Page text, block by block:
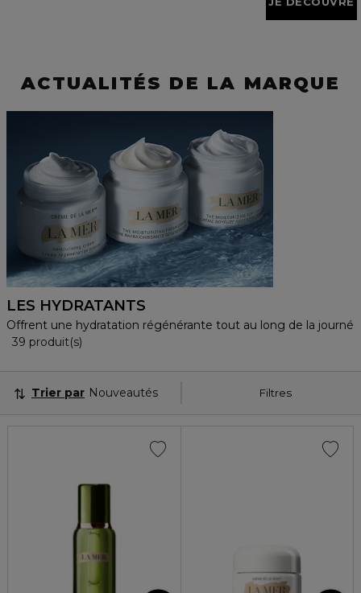
ACTUALITÉS DE LA MARQUE
LES HYDRATANTS
Offrent une hydratation régénérante tout au long de la
39 produit(s)
Filtres
Trier par Nouveautés